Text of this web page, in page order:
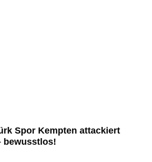
Spor Kempten attackiert
bewusstlos!